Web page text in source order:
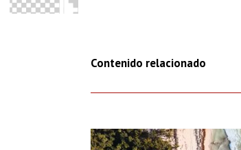
Contenido relacionado